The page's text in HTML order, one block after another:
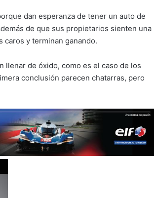
dan esperanza de tener un auto de
de que sus propietarios sienten una
caros y terminan ganando.
llenar de óxido, como es el caso de los
conclusión parecen chatarras, pero